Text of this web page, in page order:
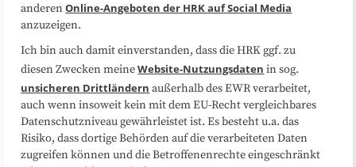
Sitemap
Folgen Sie uns
anderenOnline-Angeboten der HRK auf Social Media
anzuzeigen.
Ich bin auch damit einverstanden, dass die HRK ggf. zu
diesen Zwecken meineWebsite-Nutzungsdaten in sog.
unsicheren Drittländern außerhalb des EWR verarbeitet,
auch wenn insoweit kein mit dem EU-Recht vergleichbares
Datenschutzniveau gewährleistet ist. Es besteht u.a. das
Risiko, dass dortige Behörden auf die verarbeiteten Daten
zugreifen können und die Betroffenenrechte eingeschränkt